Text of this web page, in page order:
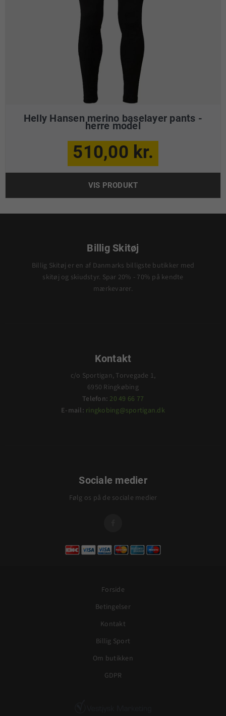
Helly Hansen merino baselayer pants -
herre model
510,00 kr.
VIS PRODUKT
Billig Skitøj
Billig Skitøj er en af Danmarks billigste butikker med
skitøj og skiudstyr. Spar 20% - 70% på kendte
mærkevarer.
Kontakt
c/o Sportigan, Torvegade 1,
6950 Ringkøbing
Telefon: 20 49 66 77
E-mail: ringkobing@sportigan.dk
Sociale medier
Følg os på de sociale medier
Forside
Betingelser
Kontakt
Billig Sport
Om butikken
GDPR